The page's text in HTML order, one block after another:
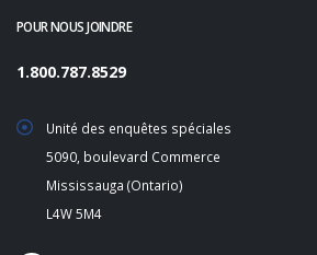
POUR NOUS JOINDRE
1.800.787.8529
Unité des enquêtes spéciales
5090, boulevard Commerce
Mississauga (Ontario)
L4W 5M4